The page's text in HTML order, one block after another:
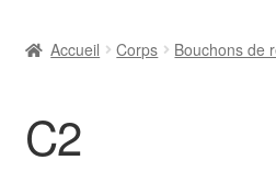
Livraison
Accueil Corps Bouchons de
C2